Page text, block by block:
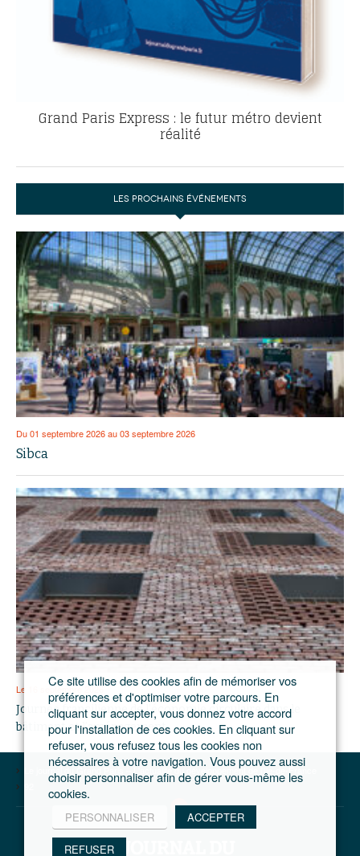
Grand Paris Express : le futur métro devient
réalité
LES PROCHAINS ÉVÉNEMENTS
Du 01 septembre 2026 au 03 septembre 2026
Sibca
Le 16 septembre 2026
Journée francilienne de l’économie circulaire dans le
bâtiment et l’aménagement
Le journal du Grand Paris – L'actualité du développement de l'Ile-de-France
Ce site utilise des cookies afin de mémoriser vos
préférences et d'optimiser votre parcours. En
cliquant sur accepter, vous donnez votre accord
pour l'installation de ces cookies. En cliquant sur
refuser, vous refusez tous les cookies non
nécessaires à votre navigation. Vous pouvez aussi
choisir personnaliser afin de gérer vous-même les
cookies.
PERSONNALISER ACCEPTER
REFUSER